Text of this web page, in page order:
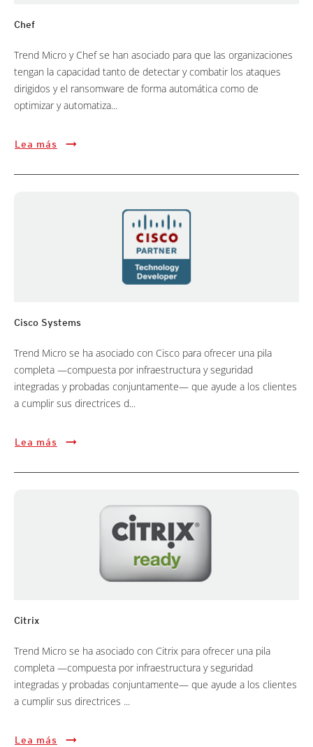
Chef
Trend Micro y Chef se han asociado para que las organizaciones
tengan la capacidad tanto de detectar y combatir los ataques
dirigidos y el ransomware de forma automática como de
optimizar y automatiza...
Lea más
Cisco Systems
Trend Micro se ha asociado con Cisco para ofrecer una pila
completa —compuesta por infraestructura y seguridad
integradas y probadas conjuntamente— que ayude a los clientes
a cumplir sus directrices d...
Lea más
Citrix
Trend Micro se ha asociado con Citrix para ofrecer una pila
completa —compuesta por infraestructura y seguridad
integradas y probadas conjuntamente— que ayude a los clientes
a cumplir sus directrices ...
Lea más